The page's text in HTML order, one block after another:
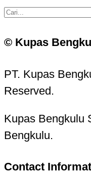
© Kupas
PT. Kupas
Reserved.
Kupas Bengkulu
Bengkulu.
Contact